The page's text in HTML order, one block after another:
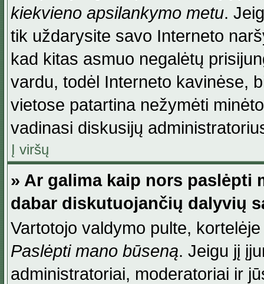
kiekvieno apsilankymo metu.
tik uždarysite savo Interneto
kad kitas asmuo negalėtų
vardu, todėl Interneto kavinėse,
vietose patartina nežymėti
vadinasi diskusijų
Į viršų
» Ar galima kaip nors paslėpti
dabar diskutuojančių dalyvių
Vartotojo valdymo pulte,
Paslėpti mano būseną. Jeigu jį
administratoriai, moderatoriai ir